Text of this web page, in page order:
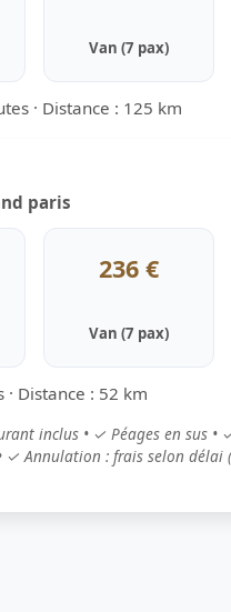
Van (7 pax)
· Distance : 125 km
paris
236 €
Van (7 pax)
Distance : 52 km
inclus • ✓ Péages en sus •
✓ Annulation : frais selon délai (